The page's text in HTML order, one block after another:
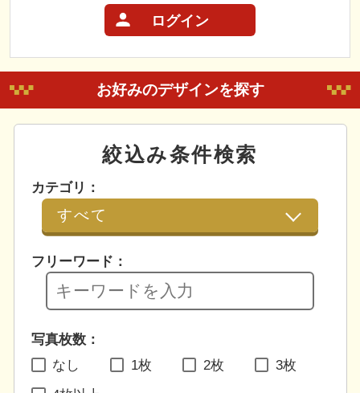
ログイン
お好みのデザインを探す
絞込み条件検索
カテゴリ：
フリーワード：
写真枚数：
なし
1枚 2枚 3枚